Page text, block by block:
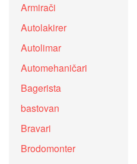
Armirači
Autolakirer
Autolimar
Automehaničari
Bagerista
bastovan
Bravari
Brodomonter